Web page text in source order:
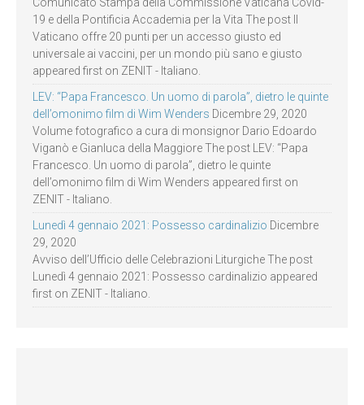
19 e della Pontificia Accademia per la Vita The post Il
Vaticano offre 20 punti per un accesso giusto ed
universale ai vaccini, per un mondo più sano e giusto
appeared first on ZENIT - Italiano.
LEV: “Papa Francesco. Un uomo di parola”, dietro le quinte
dell’omonimo film di Wim Wenders Dicembre 29, 2020
Volume fotografico a cura di monsignor Dario Edoardo
Viganò e Gianluca della Maggiore The post LEV: “Papa
Francesco. Un uomo di parola”, dietro le quinte
dell’omonimo film di Wim Wenders appeared first on
ZENIT - Italiano.
Lunedì 4 gennaio 2021: Possesso cardinalizio Dicembre
29, 2020
Avviso dell’Ufficio delle Celebrazioni Liturgiche The post
Lunedì 4 gennaio 2021: Possesso cardinalizio appeared
first on ZENIT - Italiano.